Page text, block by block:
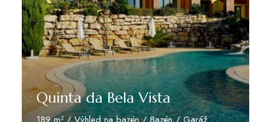
Quinta da Bela Vista